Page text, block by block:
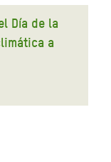
Día de la
a